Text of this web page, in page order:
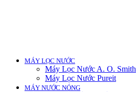
MÁY LỌC NƯỚC
Máy Lọc Nước A. O. Smith
Máy Lọc Nước Pureit
MÁY NƯỚC NÓNG